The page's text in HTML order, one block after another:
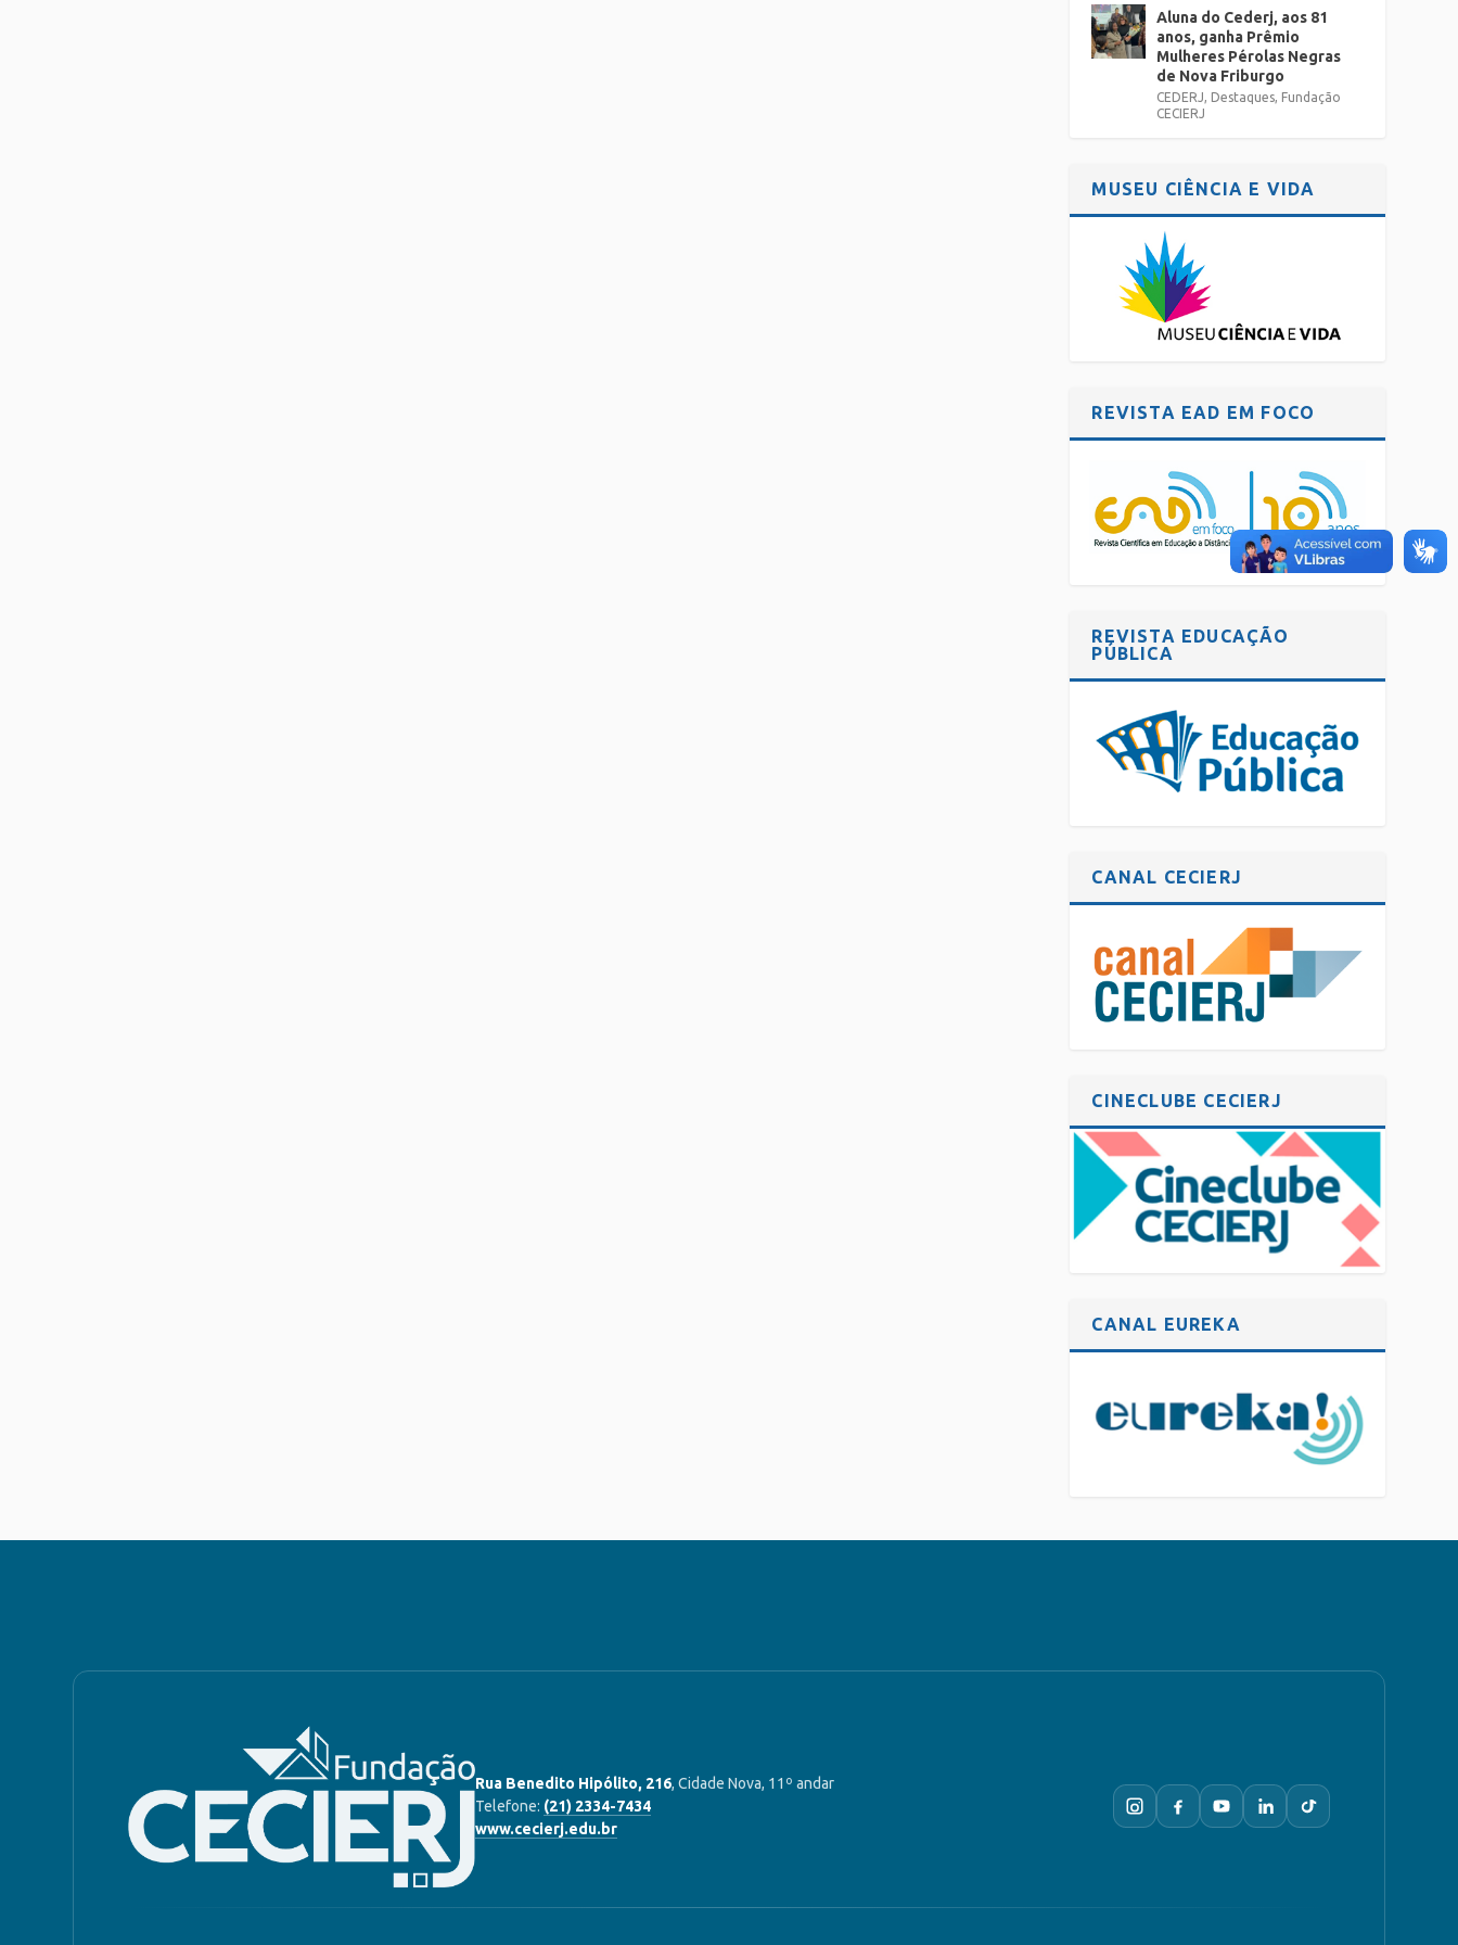
Aluna do Cederj, aos 81
anos, ganha Prêmio
Mulheres Pérolas Negras
de Nova Friburgo
CEDERJ, Destaques, Fundação
CECIERJ
MUSEU CIÊNCIA E VIDA
REVISTA EAD EM FOCO
REVISTA EDUCAÇÃO
PÚBLICA
CANAL CECIERJ
CINECLUBE CECIERJ
CANAL EUREKA
Rua Benedito Hipólito, 216, Cidade Nova, 11º andar
Telefone: (21) 2334-7434
www.cecierj.edu.br